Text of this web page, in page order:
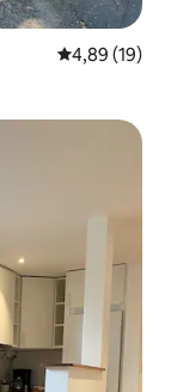
Prosječna
4,89 (19)
gosti”